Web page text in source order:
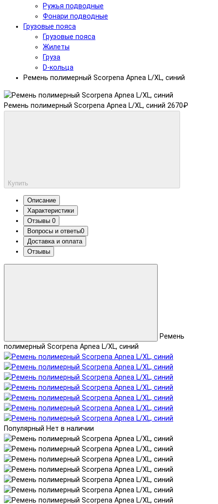
Ружья подводные
Фонари подводные
Грузовые пояса
Грузовые пояса
Жилеты
Груза
D-кольца
Ремень полимерный Scorpena Apnea L/XL, синий
Ремень полимерный Scorpena Apnea L/XL, синий 2670₽
Купить
Описание
Характеристики
Отзывы 0
Вопросы и ответы0
Доставка и оплата
Отзывы
Ремень
полимерный Scorpena Apnea L/XL, синий
Популярный Нет в наличии